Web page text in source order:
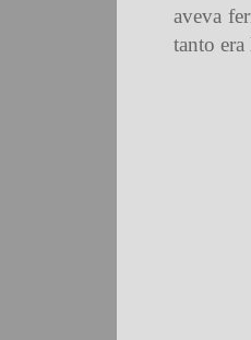
aveva
tanto